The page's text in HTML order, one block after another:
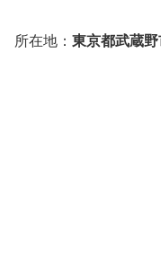
所在地： 東京都武蔵